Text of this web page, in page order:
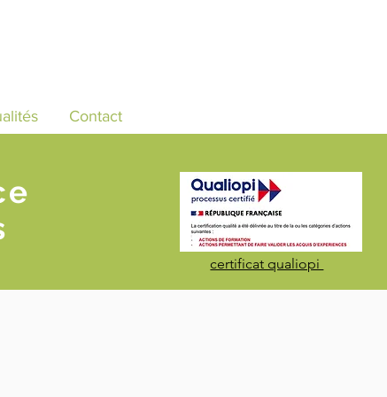
Contact
certificat qualiopi